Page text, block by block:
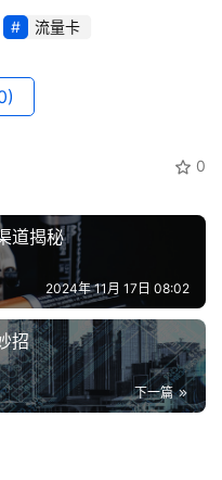
流量卡
0
道揭秘
2024年 11月 17日 08:02
招
下一篇